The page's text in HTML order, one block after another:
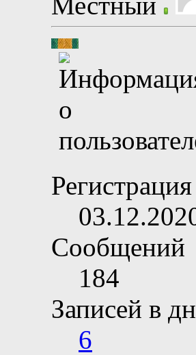
Регистрация
Сообщений
184
Записей в
6